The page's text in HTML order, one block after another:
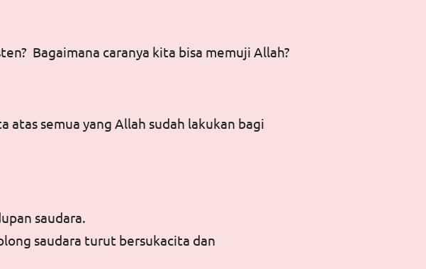
Bagaimana caranya kita bisa memuji Allah?
semua yang Allah sudah lakukan bagi
saudara.
saudara turut bersukacita dan